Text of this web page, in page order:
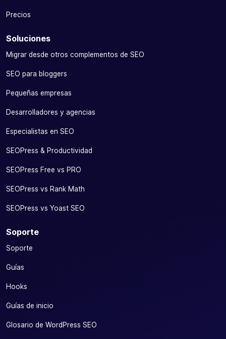
Precios
Soluciones
Migrar desde otros complementos de SEO
SEO para bloggers
Pequeñas empresas
Desarrolladores y agencias
Especialistas en SEO
SEOPress & Productividad
SEOPress Free vs PRO
SEOPress vs Rank Math
SEOPress vs Yoast SEO
Soporte
Soporte
Guías
Hooks
Guías de inicio
Glosario de WordPress SEO